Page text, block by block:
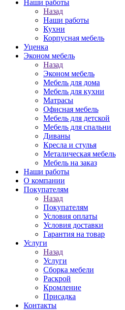
Наши работы
Назад
Наши работы
Кухни
Корпусная мебель
Уценка
Эконом мебель
Назад
Эконом мебель
Мебель для дома
Мебель для кухни
Матрасы
Офисная мебель
Мебель для детской
Мебель для спальни
Диваны
Кресла и стулья
Металическая мебель
Мебель на заказ
Наши работы
О компании
Покупателям
Назад
Покупателям
Условия оплаты
Условия доставки
Гарантия на товар
Услуги
Назад
Услуги
Сборка мебели
Раскрой
Кромление
Присадка
Контакты